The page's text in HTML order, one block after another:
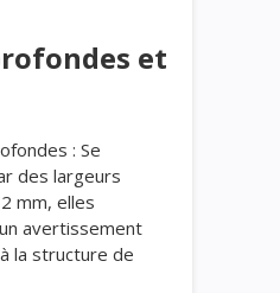
et
: Se
des largeurs
mm, elles
avertissement
la structure de